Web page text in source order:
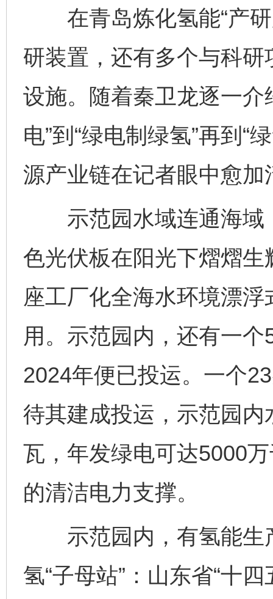
在青岛炼化氢能“产研
研装置，还有多个与科
设施。随着秦卫龙逐一介
电”到“绿电制绿氢”再到“
源产业链在记者眼中愈加
示范园水域连通海域
色光伏板在阳光下熠熠
座工厂化全海水环境漂
用。示范园内，还有一
2024年便已投运。一个
待其建成投运，示范园
瓦，年发绿电可达5000
的清洁电力支撑。
示范园内，有氢能生
氢“子母站”：山东省“十